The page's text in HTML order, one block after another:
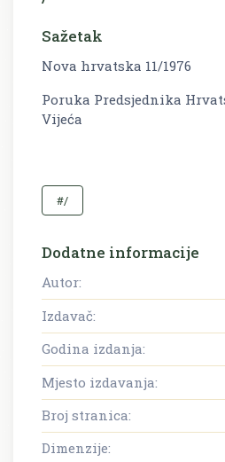
Sažetak
Nova hrvatska 11/1976
Poruka Predsjednika
Vijeća
#/
Dodatne informacije
Autor:
Izdavač:
Godina izdanja:
Mjesto izdavanja:
Broj stranica:
Dimenzije: